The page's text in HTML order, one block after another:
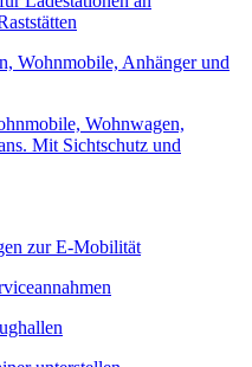
Wohnmobile, Anhänger und